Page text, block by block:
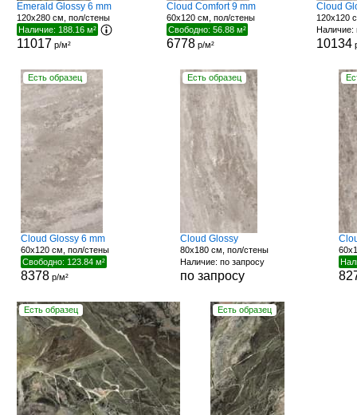
Emerald Glossy 6 mm
120x280 см, пол/стены
Наличие: 188.16 м²
11017 р/м²
Cloud Comfort 9 mm
60x120 см, пол/стены
Свободно: 56.88 м²
6778 р/м²
Cloud
120x120
Наличие:
10134
Есть образец
Cloud Glossy 6 mm
60x120 см, пол/стены
Свободно: 123.84 м²
8378 р/м²
Есть образец
Cloud Glossy
80x180 см, пол/стены
Наличие: по запросу
по запросу
Есть образец Есть образец